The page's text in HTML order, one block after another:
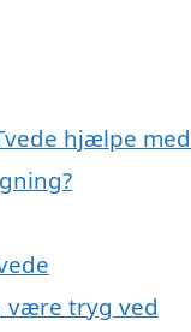
hjælpe
være tryg ved